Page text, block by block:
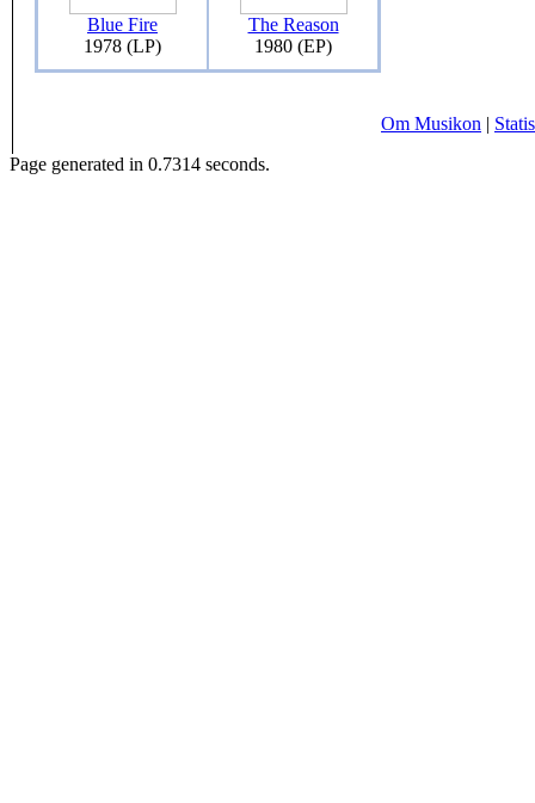
Blue Fire
1978 (LP)
The Reason
1980 (EP)
Om Musikon |
Page generated in 0.7314 seconds.